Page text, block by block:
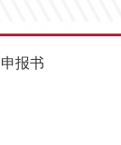
报书